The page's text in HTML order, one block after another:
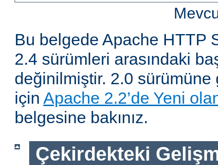
Bu belgede Apache HTTP
2.4 sürümleri arasındaki
değinilmiştir. 2.0
için Apache 2.2’de Yeni
belgesine bakınız.
Çekirdekteki